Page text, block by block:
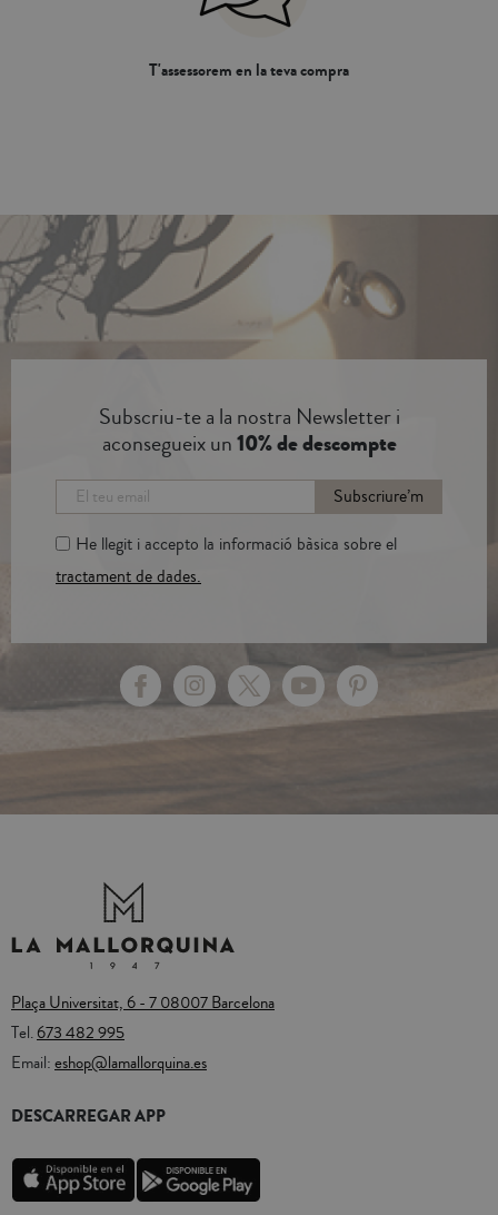
T'assessorem en la teva compra
Subscriu-te a la nostra Newsletter i
aconsegueix un10% de descompte
Subscriure’m
He llegit i accepto la informació bàsica sobre el
tractament de dades.
Plaça Universitat, 6 - 7 08007 Barcelona
Tel.673 482 995
Email:eshop@lamallorquina.es
DESCARREGAR APP